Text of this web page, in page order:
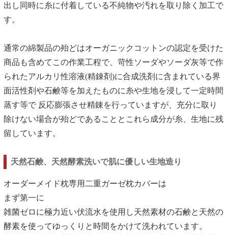
出し同時に糸に付着している不純物や汚れを取り除く加工で
す。
通常の綿製品の殆どはオーガニックコットンの認定を受けた
商品も含めてこの作業工程で、苛性ソーダやソーダ灰等で作
られたアルカリ性溶液(精錬剤)に合成洗剤に含まれている界
面活性剤や石鹸等を加えたものに糸や生地を浸して一定時間
蒸す等で 反応膨張させ精錬を行っていますが、充分に取り
除けない場合が殆どであることとこれら成分が糸、生地に残
留しています。
天然石鹸、天然酵素洗いで肌に優しい生地造り
オーダーメイド枕専用二重ガーゼ枕カバーは
まず第一に
雑菌ゼロに極力近い伏流水を使用し天然素材の石鹸と天然の
酵素を使ってゆっくりと時間をかけて洗われています。